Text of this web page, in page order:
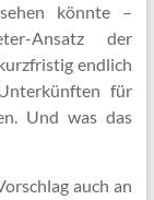
könnte –
Ansatz der
endlich
für
Und was das
auch an